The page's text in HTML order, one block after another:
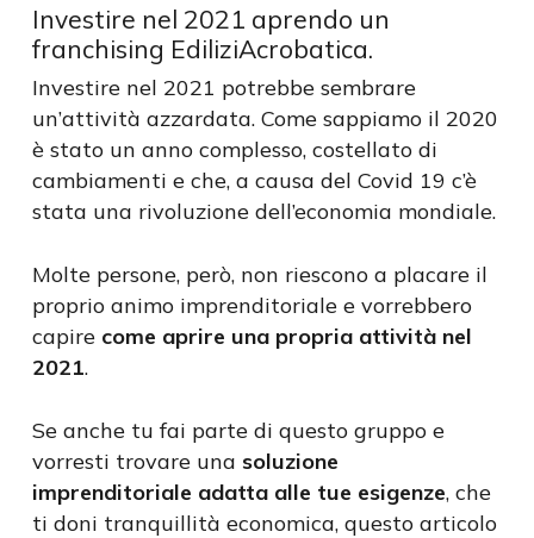
Investire nel 2021 aprendo un
franchising EdiliziAcrobatica.
Investire nel 2021 potrebbe sembrare
un’attività azzardata. Come sappiamo il 2020
è stato un anno complesso, costellato di
cambiamenti e che, a causa del Covid 19 c’è
stata una rivoluzione dell’economia mondiale.
Molte persone, però, non riescono a placare il
proprio animo imprenditoriale e vorrebbero
capire come aprire una propria attività nel
2021.
Se anche tu fai parte di questo gruppo e
vorresti trovare una soluzione
imprenditoriale adatta alle tue esigenze, che
ti doni tranquillità economica, questo articolo